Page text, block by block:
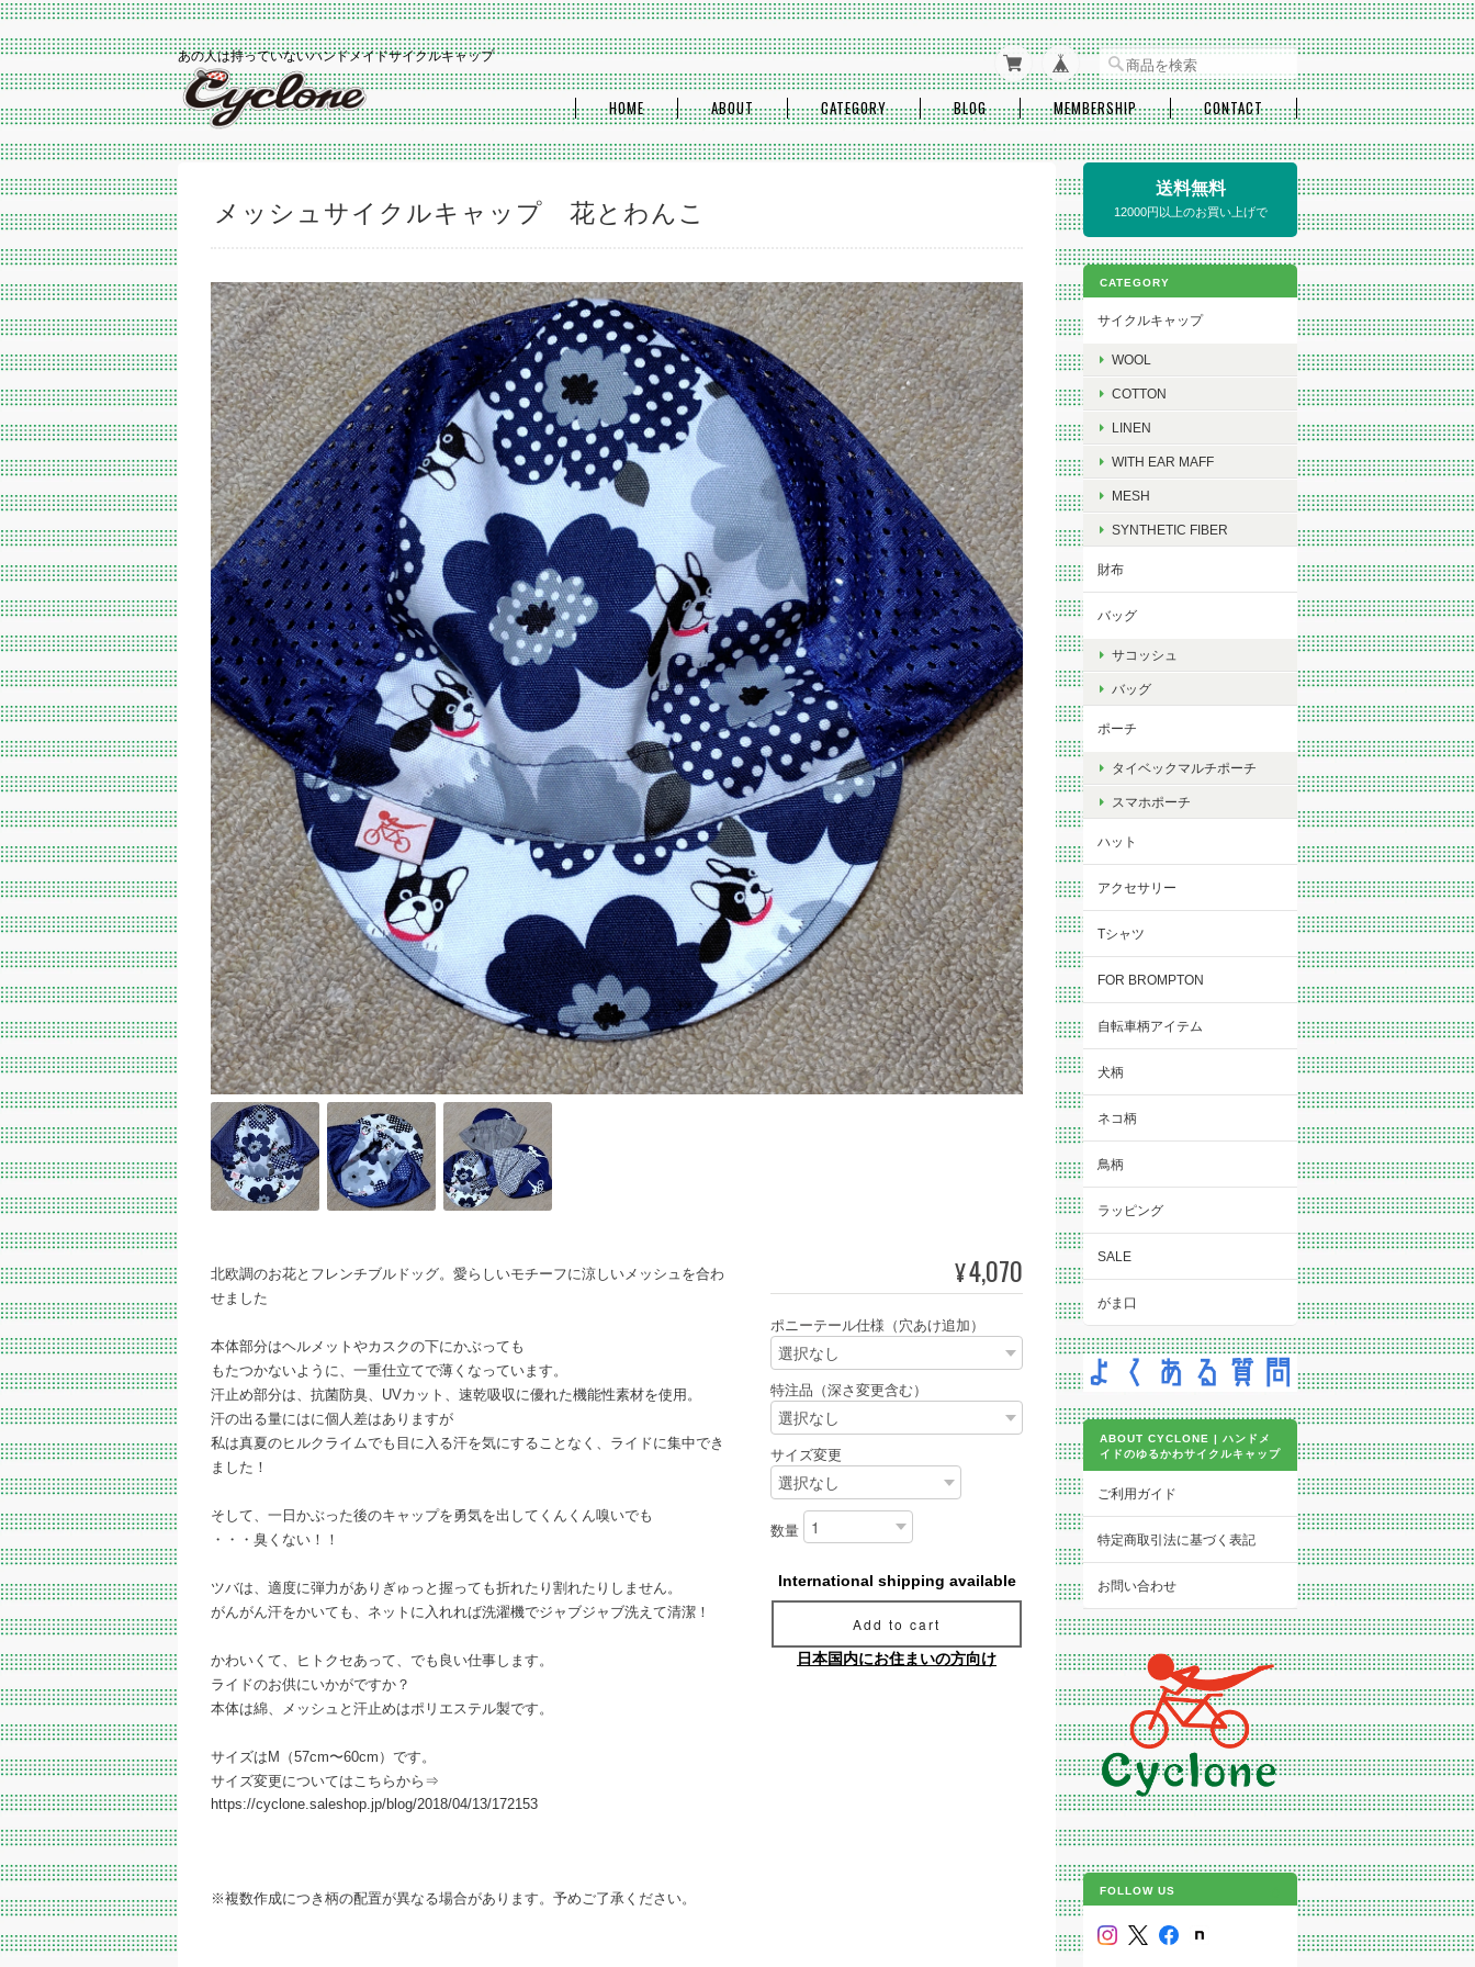
あの人は持っていないハンドメイドサイクルキャップ
HOME ABOUT CATEGORY BLOG MEMBERSHIP CONTACT
メッシュサイクルキャップ 花とわんこ
北欧調のお花とフレンチブルドッグ。愛らしいモチーフに涼しいメッシュを合わ
せました
本体部分はヘルメットやカスクの下にかぶっても
もたつかないように、一重仕立てで薄くなっています。
汗止め部分は、抗菌防臭、UVカット、速乾吸収に優れた機能性素材を使用。
汗の出る量にはに個人差はありますが
私は真夏のヒルクライムでも目に入る汗を気にすることなく、ライドに集中でき
ました！
そして、一日かぶった後のキャップを勇気を出してくんくん嗅いでも
・・・臭くない！！
ツバは、適度に弾力がありぎゅっと握っても折れたり割れたりしません。
がんがん汗をかいても、ネットに入れれば洗濯機でジャブジャブ洗えて清潔！
かわいくて、ヒトクセあって、でも良い仕事します。
ライドのお供にいかがですか？
本体は綿、メッシュと汗止めはポリエステル製です。
サイズはM（57cm〜60cm）です。
サイズ変更についてはこちらから⇒
https://cyclone.saleshop.jp/blog/2018/04/13/172153
※複数作成につき柄の配置が異なる場合があります。予めご了承ください。
¥4,070
ポニーテール仕様（穴あけ追加）
特注品（深さ変更含む）
サイズ変更
数量
International shipping available
Add to cart
日本国内にお住まいの方向け
送料無料
12000円以上のお買い上げで
CATEGORY
サイクルキャップ
WOOL
COTTON
LINEN
WITH EAR MAFF
MESH
SYNTHETIC FIBER
財布
バッグ
サコッシュ
バッグ
ポーチ
タイベックマルチポーチ
スマホポーチ
ハット
アクセサリー
Tシャツ
FOR BROMPTON
自転車柄アイテム
犬柄
ネコ柄
鳥柄
ラッピング
SALE
がま口
ABOUT CYCLONE | ハンドメ
イドのゆるかわサイクルキャップ
ご利用ガイド
特定商取引法に基づく表記
お問い合わせ
FOLLOW US